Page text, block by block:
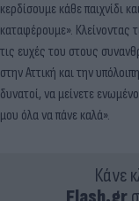
κερδίσουμε κάθε παιχνίδι
καταφέρουμε». Κλείνοντας
τις ευχές του στους
στην Αττική και την
δυνατοί, να μείνετε
μου όλα να πάνε καλά».
Κάνε